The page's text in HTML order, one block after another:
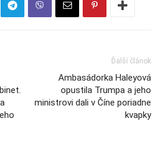
Ďalší článok
Ambasádorka Haleyová
opustila Trumpa a jeho
ministrovi dali v Číne poriadne
kvapky